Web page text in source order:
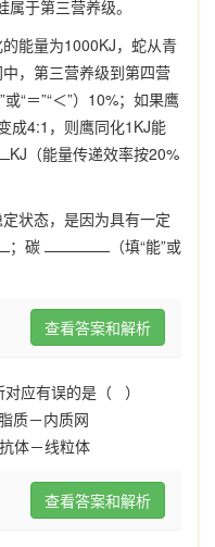
属于第三营养级。
的能量为1000KJ，蛇从青
，第三营养级到第四营
”或“＝”“＜”）10%；如果鹰
成4:1，则鹰同化1KJ能
KJ（能量传递效率按20%
状态，是因为具有一定
；碳
（填“能”或
查看答案和解析
应有误的是（ ）
脂质－内质网
抗体－线粒体
查看答案和解析